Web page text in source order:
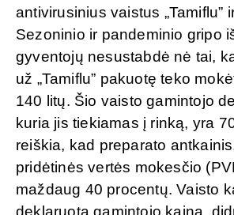
antivirusinius vaistus „Tamiflu”
Sezoninio ir pandeminio gripo
gyventojų nesustabdė nė tai,
už „Tamiflu” pakuotę teko
140 litų. Šio vaisto gamintojo
kuria jis tiekiamas į rinką, yra
reiškia, kad preparato
pridėtinės vertės mokesčio
maždaug 40 procentų. Vaisto
deklaruota gamintojo kaina,